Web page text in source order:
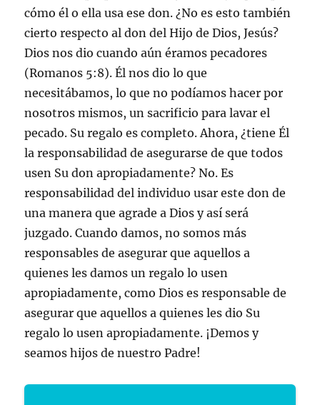
cómo él o ella usa ese don. ¿No es esto también
cierto respecto al don del Hijo de Dios, Jesús?
Dios nos dio cuando aún éramos pecadores
(Romanos 5:8). Él nos dio lo que
necesitábamos, lo que no podíamos hacer por
nosotros mismos, un sacrificio para lavar el
pecado. Su regalo es completo. Ahora, ¿tiene Él
la responsabilidad de asegurarse de que todos
usen Su don apropiadamente? No. Es
responsabilidad del individuo usar este don de
una manera que agrade a Dios y así será
juzgado. Cuando damos, no somos más
responsables de asegurar que aquellos a
quienes les damos un regalo lo usen
apropiadamente, como Dios es responsable de
asegurar que aquellos a quienes les dio Su
regalo lo usen apropiadamente. ¡Demos y
seamos hijos de nuestro Padre!